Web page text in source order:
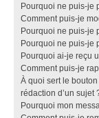
Pourquoi ne puis-je
Comment puis-je
Pourquoi ne puis-je
Pourquoi ne puis-je
Pourquoi ai-je reçu
Comment puis-je
À quoi sert le
rédaction d’un sujet
Pourquoi mon